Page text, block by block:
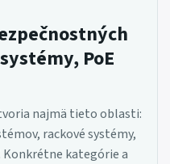
PoE
najmä tieto oblasti:
rackové systémy,
Konkrétne kategórie a